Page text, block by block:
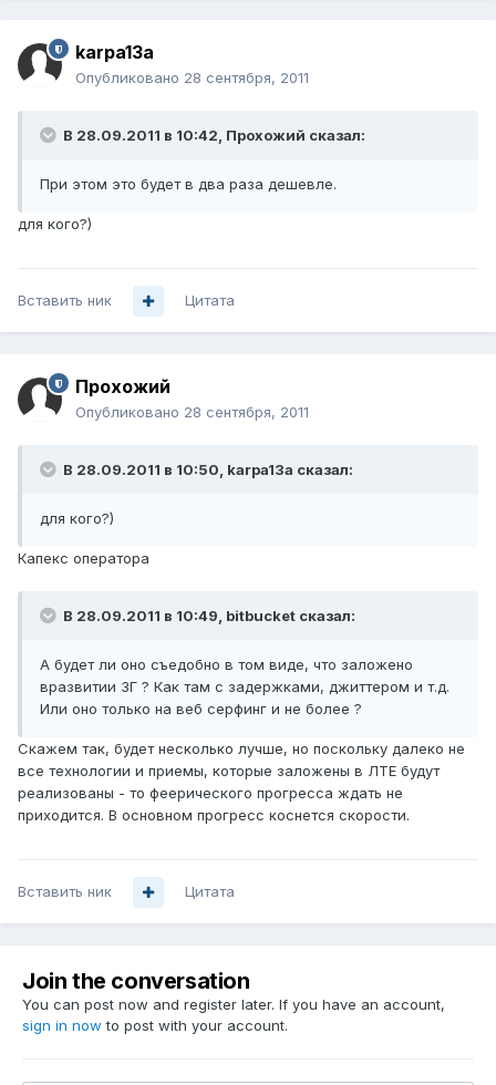
karpa13a
Опубликовано 28 сентября, 2011
В 28.09.2011 в 10:42, Прохожий сказал:
При этом это будет в два раза дешевле.
для кого?)
Вставить ник Цитата
Прохожий
Опубликовано 28 сентября, 2011
В 28.09.2011 в 10:50, karpa13a сказал:
для кого?)
Капекс оператора
В 28.09.2011 в 10:49, bitbucket сказал:
А будет ли оно съедобно в том виде, что заложено
вразвитии 3Г ? Как там с задержками, джиттером и т.д.
Или оно только на веб серфинг и не более ?
Скажем так, будет несколько лучше, но поскольку далеко не
все технологии и приемы, которые заложены в ЛТЕ будут
реализованы - то феерического прогресса ждать не
приходится. В основном прогресс коснется скорости.
Вставить ник Цитата
Join the conversation
You can post now and register later. If you have an account,
sign in now to post with your account.